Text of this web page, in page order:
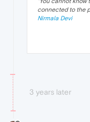
connected to the
Nirmala Devi
3 years later